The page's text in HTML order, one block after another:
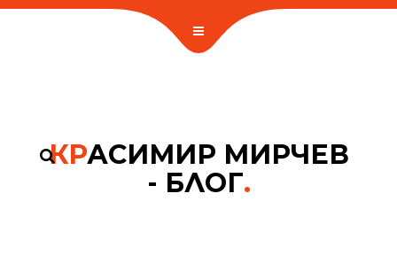
КРАСИМИР МИРЧЕВ
- БЛОГ.